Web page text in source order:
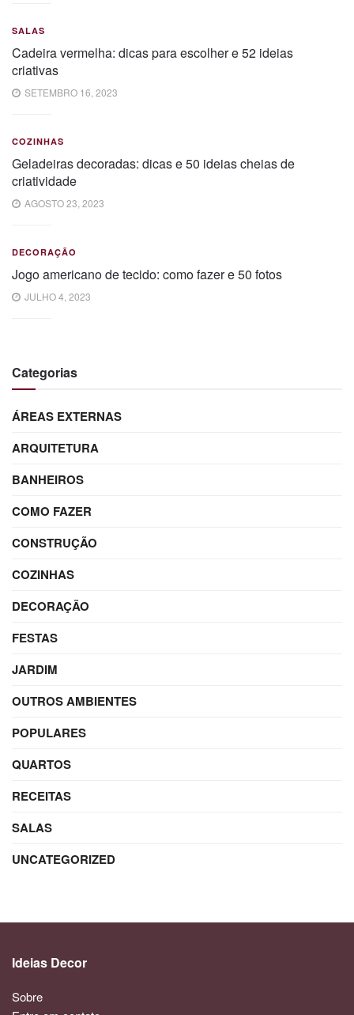
SALAS
Cadeira vermelha: dicas para escolher e 52 ideias
criativas
SETEMBRO 16, 2023
COZINHAS
Geladeiras decoradas: dicas e 50 ideias cheias de
criatividade
AGOSTO 23, 2023
DECORAÇÃO
Jogo americano de tecido: como fazer e 50 fotos
JULHO 4, 2023
Categorias
ÁREAS EXTERNAS
ARQUITETURA
BANHEIROS
COMO FAZER
CONSTRUÇÃO
COZINHAS
DECORAÇÃO
FESTAS
JARDIM
OUTROS AMBIENTES
POPULARES
QUARTOS
RECEITAS
SALAS
UNCATEGORIZED
Ideias Decor
Sobre